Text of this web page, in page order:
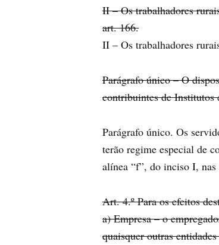
II – Os trabalhadores
art. 166.
II – Os trabalhadores
Parágrafo único – O
contribuintes de Institutos
Parágrafo único. Os
terão regime especial de
alínea “f”, do inciso I,
Art. 4.º Para os efeitos
a) Empresa – o
quaisquer outras